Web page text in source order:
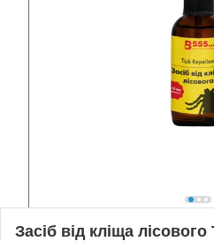
Засіб від кліща